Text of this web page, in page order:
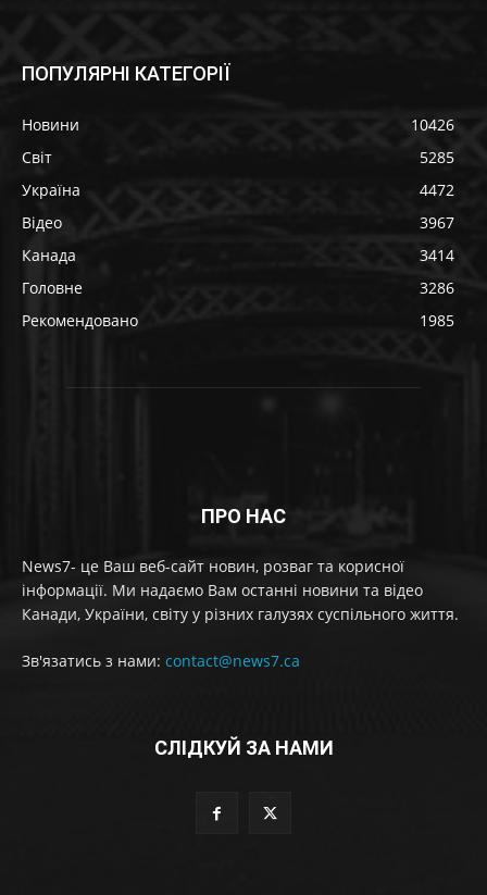
ПОПУЛЯРНІ КАТЕГОРІЇ
Новини
10426
Світ
5285
Україна
4472
Відео
3967
Канада
3414
Головне
3286
Рекомендовано
1985
ПРО НАС
News7- це Ваш веб-сайт новин, розваг та корисної
інформації. Ми надаємо Вам останні новини та відео
Канади, України, світу у різних галузях суспільного життя.
Зв'язатись з нами: contact@news7.ca
СЛІДКУЙ ЗА НАМИ